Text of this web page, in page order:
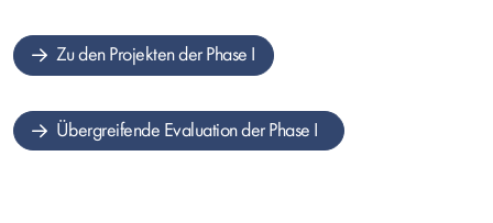
Zu den Projekten der Phase I
Übergreifende Evaluation der Phase I